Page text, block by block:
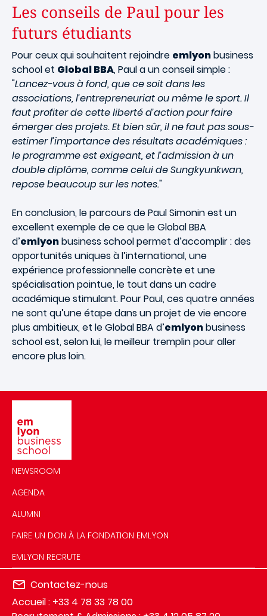
Les conseils de Paul pour les
futurs étudiants
Pour ceux qui souhaitent rejoindre emlyonbusiness
school et Global BBA, Paul a un conseil simple :
"Lancez-vous à fond, que ce soit dans les
associations, l’entrepreneuriat ou même le sport. Il
faut profiter de cette liberté d’action pour faire
émerger des projets. Et bien sûr, il ne faut pas sous-
estimer l’importance des résultats académiques :
le programme est exigeant, et l’admission à un
double diplôme, comme celui de Sungkyunkwan,
repose beaucoup sur les notes."
En conclusion, le parcours de Paul Simonin est un
excellent exemple de ce que le Global BBA
d’emlyonbusiness school permet d’accomplir : des
opportunités uniques à l’international, une
expérience professionnelle concrète et une
spécialisation pointue, le tout dans un cadre
académique stimulant. Pour Paul, ces quatre années
ne sont qu’une étape dans un projet de vie encore
plus ambitieux, et le Global BBA d’emlyonbusiness
school est, selon lui, le meilleur tremplin pour aller
encore plus loin.
NEWSROOM
AGENDA
ALUMNI
FAIRE UN DON À LA FONDATION EMLYON
EMLYON RECRUTE
Contactez-nous
Accueil : +33 4 78 33 78 00